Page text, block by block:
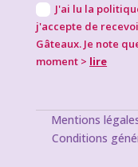
J'ai lu la
j'accepte de
Gâteaux. Je note
moment > lire
Mentions
Conditions